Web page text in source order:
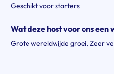
Geschikt voor starters
Wat deze host voor ons
Grote wereldwijde groei, Zeer